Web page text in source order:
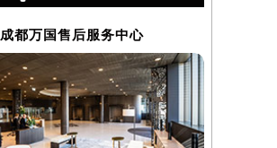
成都万国售后服务中心